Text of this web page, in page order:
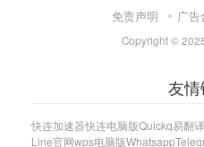
免责声明 广告
Copyright ©
友
快连加速器快连电脑版Quickq易翻译
Line官网wps电脑版Whatsapp